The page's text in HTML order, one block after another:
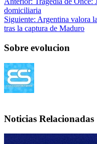
domiciliaria
Siguiente: Argentina valora
tras la captura de Maduro
Sobre evolucion
Noticias Relacionadas